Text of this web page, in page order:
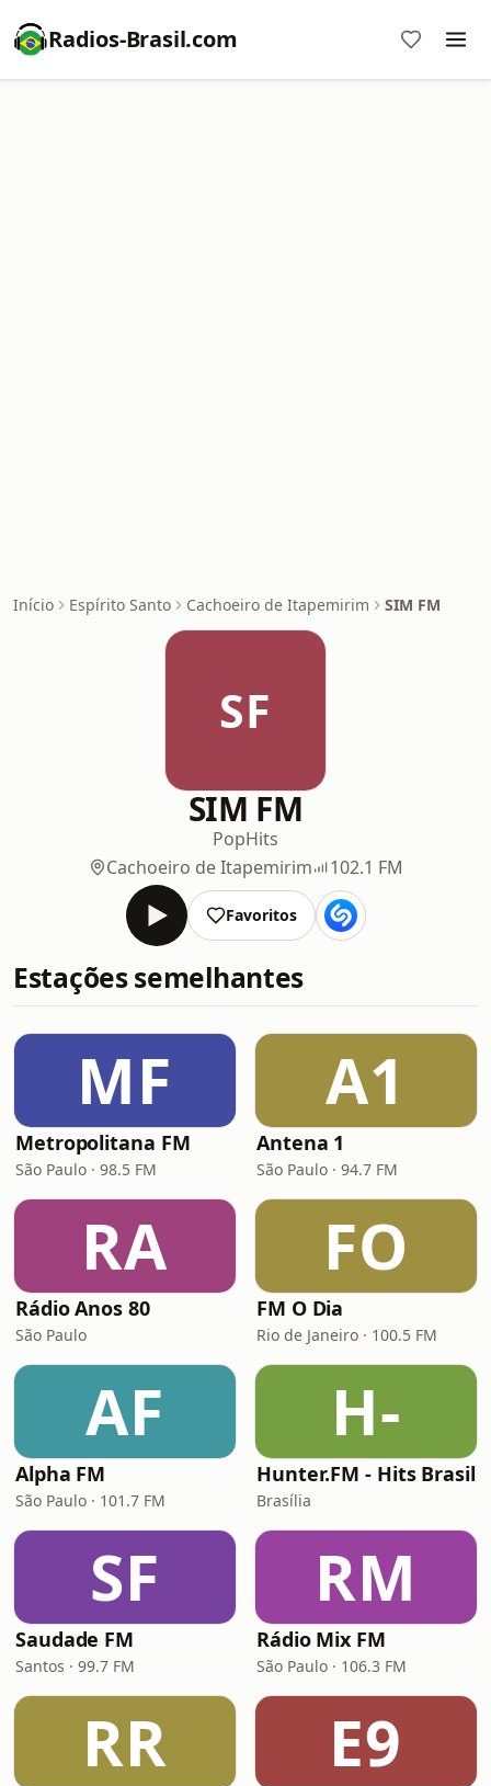
Radios-Brasil.com
Início Espírito Santo Cachoeiro de Itapemirim SIM FM
SF
SIM FM
PopHits
Cachoeiro de Itapemirim
102.1 FM
Favoritos
Estações semelhantes
MF
Metropolitana FM
São Paulo · 98.5 FM
A1
Antena 1
São Paulo · 94.7 FM
RA
Rádio Anos 80
São Paulo
FO
FM O Dia
Rio de Janeiro · 100.5 FM
AF
Alpha FM
São Paulo · 101.7 FM
H-
Hunter.FM - Hits Brasil
Brasília
SF
Saudade FM
Santos · 99.7 FM
RM
Rádio Mix FM
São Paulo · 106.3 FM
RR E9